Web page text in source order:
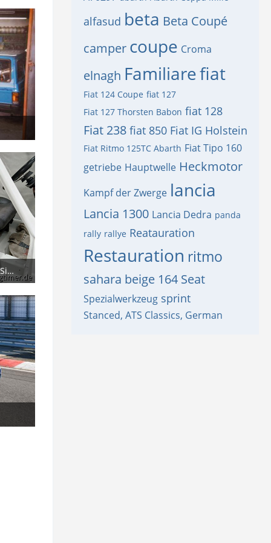
A112 Recaro Umba Konsolen für Sitze vom Delta Integrale
alfasud beta Beta Coupé
camper coupe Croma
elnagh Familiarefiat
Fiat 124 Coupe fiat 127
Fiat 127 Thorsten Babon fiat 128
Fiat 238 fiat 850 Fiat IG Holstein
Fiat Ritmo 125TC Abarth Fiat Tipo 160
getriebe Hauptwelle Heckmotor
Kampf der Zwerge lancia
Lancia 1300 Lancia Dedra panda
rally rallye Reatauration
Restauration ritmo
sahara beige 164 Seat
Spezialwerkzeug sprint
Stanced, ATS Classics, German